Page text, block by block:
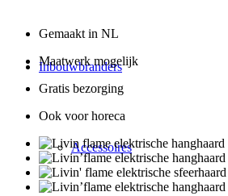
Inbouwbranders
Accessoires
Gemaakt in NL
Maatwerk mogelijk
Gratis bezorging
Ook voor horeca